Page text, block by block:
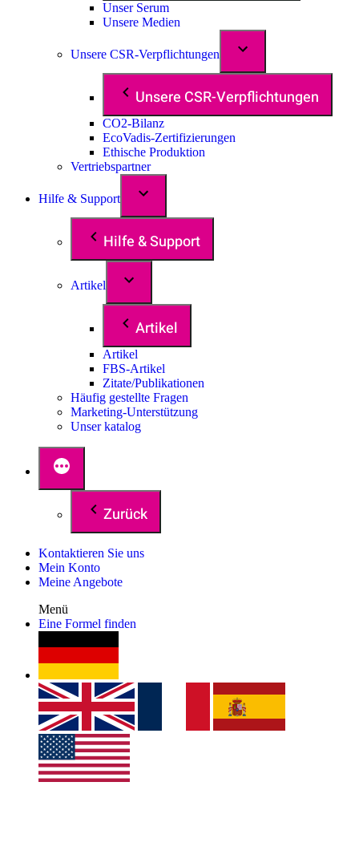
Unser Serum
Unsere Medien
Unsere CSR-Verpflichtungen
Unsere CSR-Verpflichtungen
CO2-Bilanz
EcoVadis-Zertifizierungen
Ethische Produktion
Vertriebspartner
Hilfe & Support
Hilfe & Support
Artikel
Artikel
Artikel
FBS-Artikel
Zitate/Publikationen
Häufig gestellte Fragen
Marketing-Unterstützung
Unser katalog
Zurück
Kontaktieren Sie uns
Mein Konto
Meine Angebote
Menü
Eine Formel finden